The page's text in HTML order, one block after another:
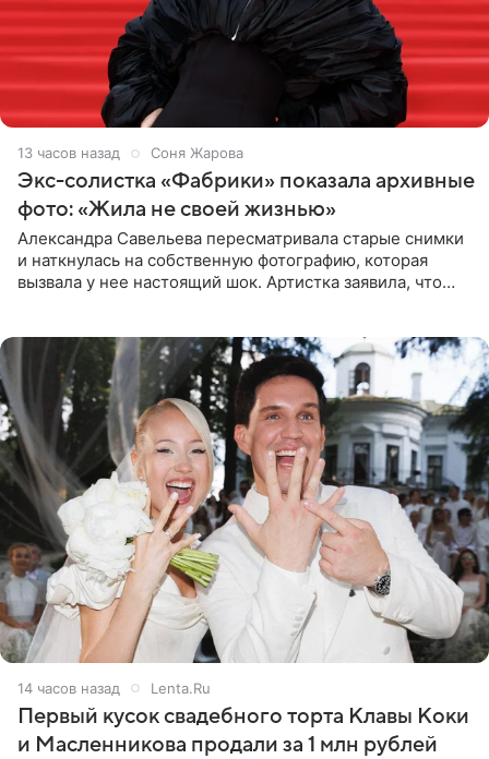
13 часов назад Соня Жарова
Экс-солистка «Фабрики» показала архивные
фото: «Жила не своей жизнью»
Александра Савельева пересматривала старые снимки
и наткнулась на собственную фотографию, которая
вызвала у нее настоящий шок. Артистка заявила, что
14 часов назад Lenta.Ru
Первый кусок свадебного торта Клавы Коки
и Масленникова продали за 1 млн рублей